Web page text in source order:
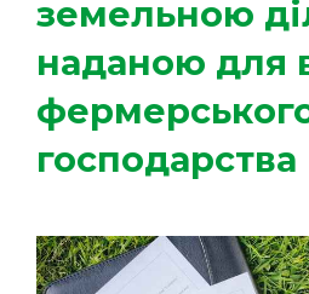
земельною
наданою для
господарства